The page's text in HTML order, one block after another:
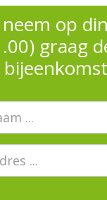
neem op
graag